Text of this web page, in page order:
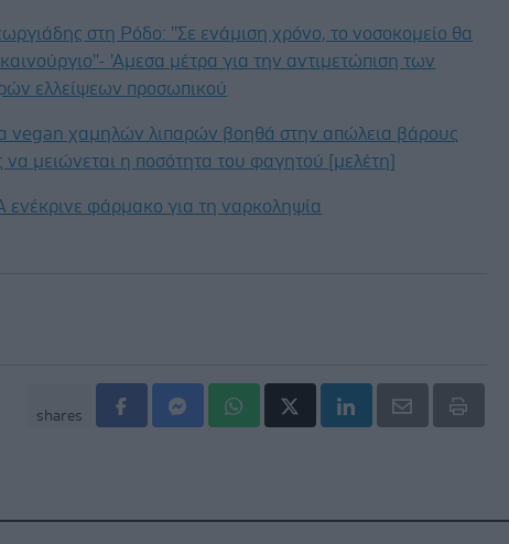
στη Ρόδο: ''Σε ενάμιση χρόνο, το νοσοκομείο θα
καινούργιο''- 'Αμεσα μέτρα για την αντιμετώπιση των
ελλείψεων προσωπικού
vegan χαμηλών λιπαρών βοηθά στην απώλεια βάρους
να μειώνεται η ποσότητα του φαγητού [μελέτη]
ενέκρινε φάρμακο για τη ναρκοληψία
shares